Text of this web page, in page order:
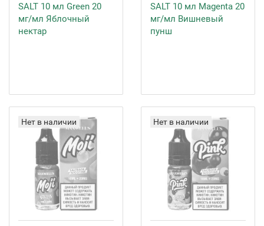
SALT 10 мл Green 20
мг/мл Яблочный
нектар
SALT 10 мл Magenta 20
мг/мл Вишневый
пунш
Нет в наличии Нет в наличии